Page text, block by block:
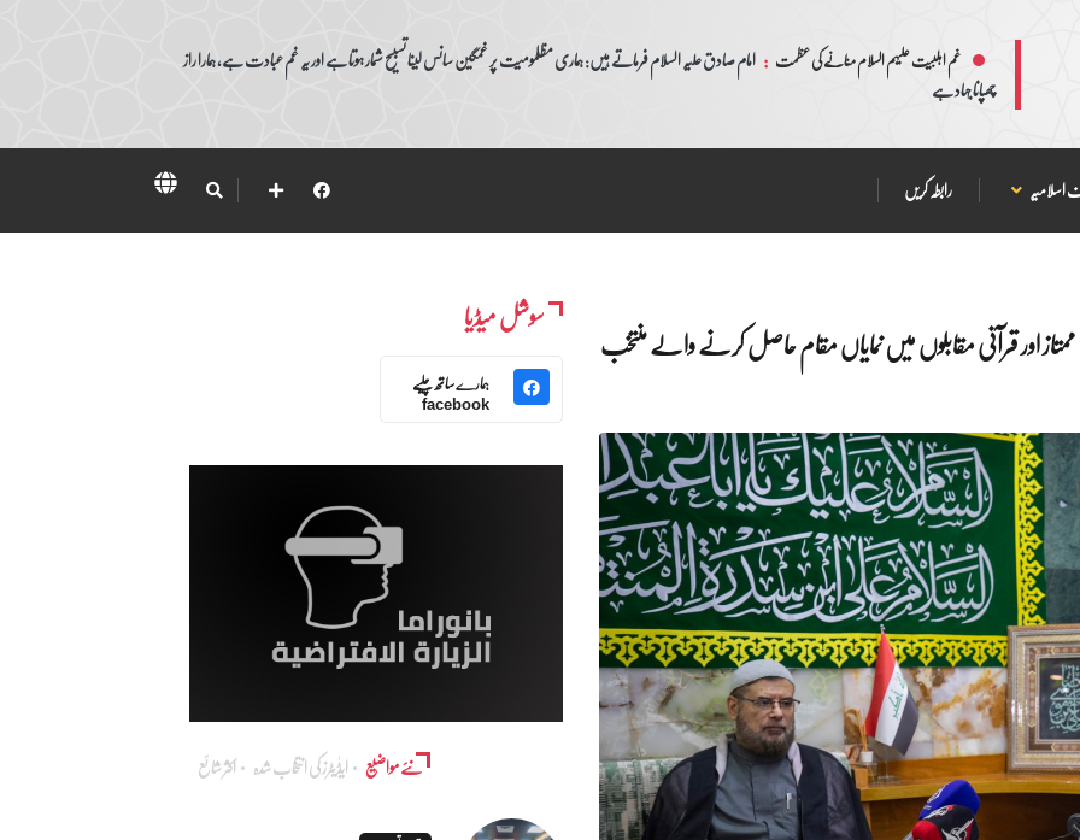
غم اہلبیت علیہم السلام منانے کی عظمت : امام صادق علیہ السلام فرماتے ہیں: ہماری مظلمومیت پر غمگین سانس لینا تسبیح شمار ہوتا ہے اور یہ غم عبادت ہے، ہمارا راز
چھپانا جہاد ہے
اسلامیہ رابطہ کریں
اور قرآنی مقابلوں میں نمایاں مقام حاصل کرنے والے منتخب
سوشل میڈیا
ہمارے ساتھ چلیے
facebook
نئے مواضیع ایڈٰیٹرز کی انتخاب شدہ اکثر شائع